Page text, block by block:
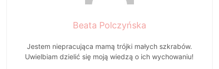
Beata Polczyńska
Jestem niepracująca mamą trójki małych szkrabów.
Uwielbiam dzielić się moją wiedzą o ich wychowaniu!